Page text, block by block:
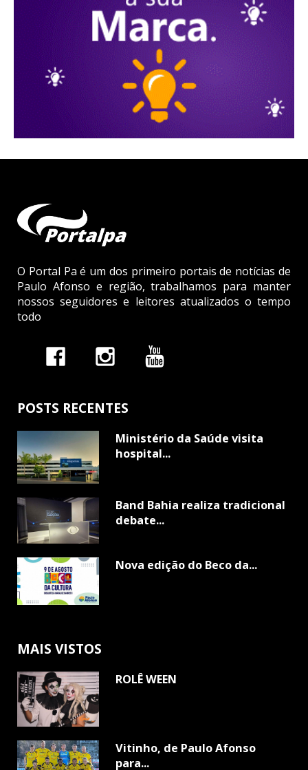
O Portal Pa é um dos primeiro portais de notícias de
Paulo Afonso e região, trabalhamos para manter
nossos seguidores e leitores atualizados o tempo
todo
POSTS RECENTES
Ministério da Saúde visita
hospital...
Band Bahia realiza tradicional
debate...
Nova edição do Beco da...
MAIS VISTOS
ROLÊ WEEN
Vitinho, de Paulo Afonso
para...